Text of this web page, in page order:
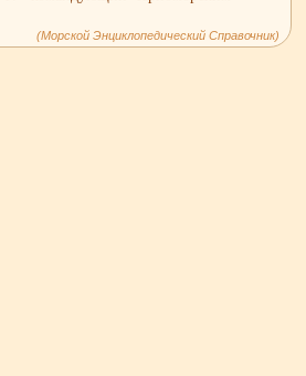
(Морской Энциклопедический Справочник)